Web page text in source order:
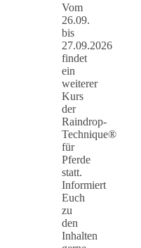
Vom
26.09.
bis
27.09.2026
findet
ein
weiterer
Kurs
der
Raindrop-
Technique®
für
Pferde
statt.
Informiert
Euch
zu
den
Inhalten